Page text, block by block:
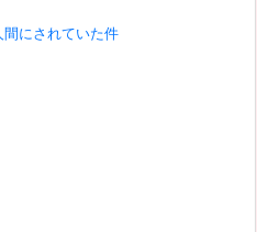
にされていた件